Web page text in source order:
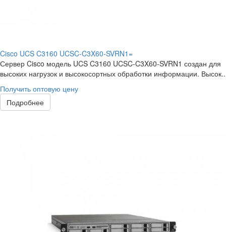
Cisco UCS C3160 UCSC-C3X60-SVRN1=
Сервер Cisco модель UCS C3160 UCSC-C3X60-SVRN1 создан для
высоких нагрузок и высокосортных обработки информации. Высок..
Получить оптовую цену
Подробнее